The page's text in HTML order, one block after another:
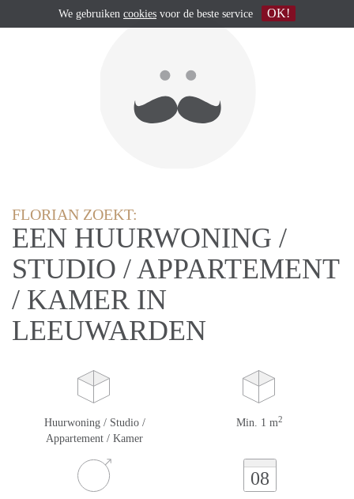
FLORIAN ZOEKT:
EEN HUURWONING /
STUDIO / APPARTEMENT
/ KAMER IN
LEEUWARDEN
Huurwoning / Studio /
Appartement / Kamer
Min. 1 m2
08
We gebruiken cookies voor de beste service OK!